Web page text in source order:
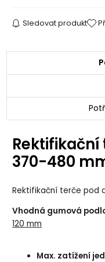
Sledovat produkt
370-480
Rektifikační terče pod
Vhodná gumová
120 mm
Max. zatížení